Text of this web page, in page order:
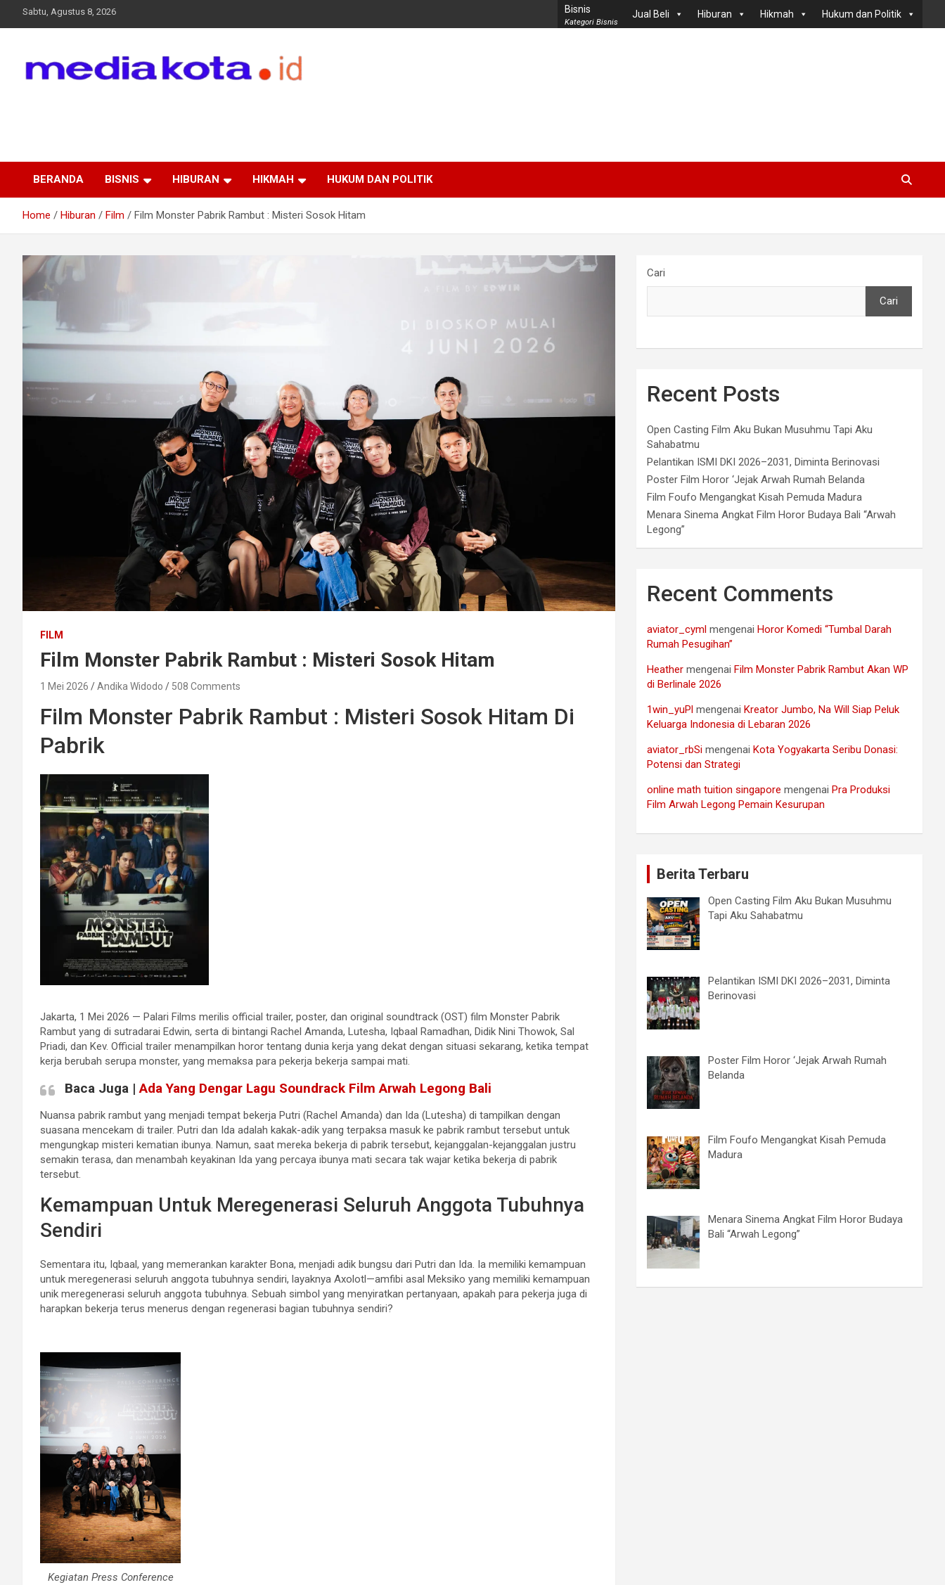
Sabtu, Agustus 8, 2026 Bisnis
Kategori Bisnis
Jual Beli Hiburan Hikmah Hukum dan Politik
BERANDA BISNIS HIBURAN HIKMAH HUKUM DAN POLITIK
Home Hiburan Film Film Monster Pabrik Rambut : Misteri Sosok Hitam
FILM
Film Monster Pabrik Rambut : Misteri Sosok Hitam
1 Mei 2026 Andika Widodo 508 Comments
Film Monster Pabrik Rambut : Misteri Sosok Hitam Di
Pabrik
Jakarta, 1 Mei 2026 — Palari Films merilis official trailer, poster, dan original soundtrack (OST) film Monster Pabrik
Rambut yang di sutradarai Edwin, serta di bintangi Rachel Amanda, Lutesha, Iqbaal Ramadhan, Didik Nini Thowok, Sal
Priadi, dan Kev. Official trailer menampilkan horor tentang dunia kerja yang dekat dengan situasi sekarang, ketika tempat
kerja berubah serupa monster, yang memaksa para pekerja bekerja sampai mati.
Baca Juga | Ada Yang Dengar Lagu Soundrack Film Arwah Legong Bali
Nuansa pabrik rambut yang menjadi tempat bekerja Putri (Rachel Amanda) dan Ida (Lutesha) di tampilkan dengan
suasana mencekam di trailer. Putri dan Ida adalah kakak-adik yang terpaksa masuk ke pabrik rambut tersebut untuk
mengungkap misteri kematian ibunya. Namun, saat mereka bekerja di pabrik tersebut, kejanggalan-kejanggalan justru
semakin terasa, dan menambah keyakinan Ida yang percaya ibunya mati secara tak wajar ketika bekerja di pabrik
tersebut.
Kemampuan Untuk Meregenerasi Seluruh Anggota Tubuhnya
Sendiri
Sementara itu, Iqbaal, yang memerankan karakter Bona, menjadi adik bungsu dari Putri dan Ida. Ia memiliki kemampuan
untuk meregenerasi seluruh anggota tubuhnya sendiri, layaknya Axolotl—amfibi asal Meksiko yang memiliki kemampuan
unik meregenerasi seluruh anggota tubuhnya. Sebuah simbol yang menyiratkan pertanyaan, apakah para pekerja juga di
harapkan bekerja terus menerus dengan regenerasi bagian tubuhnya sendiri?
Kegiatan Press Conference
Cari
Cari
Recent Posts
Open Casting Film Aku Bukan Musuhmu Tapi Aku
Sahabatmu
Pelantikan ISMI DKI 2026–2031, Diminta Berinovasi
Poster Film Horor ‘Jejak Arwah Rumah Belanda
Film Foufo Mengangkat Kisah Pemuda Madura
Menara Sinema Angkat Film Horor Budaya Bali “Arwah
Legong”
Recent Comments
aviator_cyml mengenai Horor Komedi “Tumbal Darah
Rumah Pesugihan”
Heather mengenai Film Monster Pabrik Rambut Akan WP
di Berlinale 2026
1win_yuPl mengenai Kreator Jumbo, Na Will Siap Peluk
Keluarga Indonesia di Lebaran 2026
aviator_rbSi mengenai Kota Yogyakarta Seribu Donasi:
Potensi dan Strategi
online math tuition singapore mengenai Pra Produksi
Film Arwah Legong Pemain Kesurupan
Berita Terbaru
Open Casting Film Aku Bukan Musuhmu
Tapi Aku Sahabatmu
Pelantikan ISMI DKI 2026–2031, Diminta
Berinovasi
Poster Film Horor ‘Jejak Arwah Rumah
Belanda
Film Foufo Mengangkat Kisah Pemuda
Madura
Menara Sinema Angkat Film Horor Budaya
Bali “Arwah Legong”